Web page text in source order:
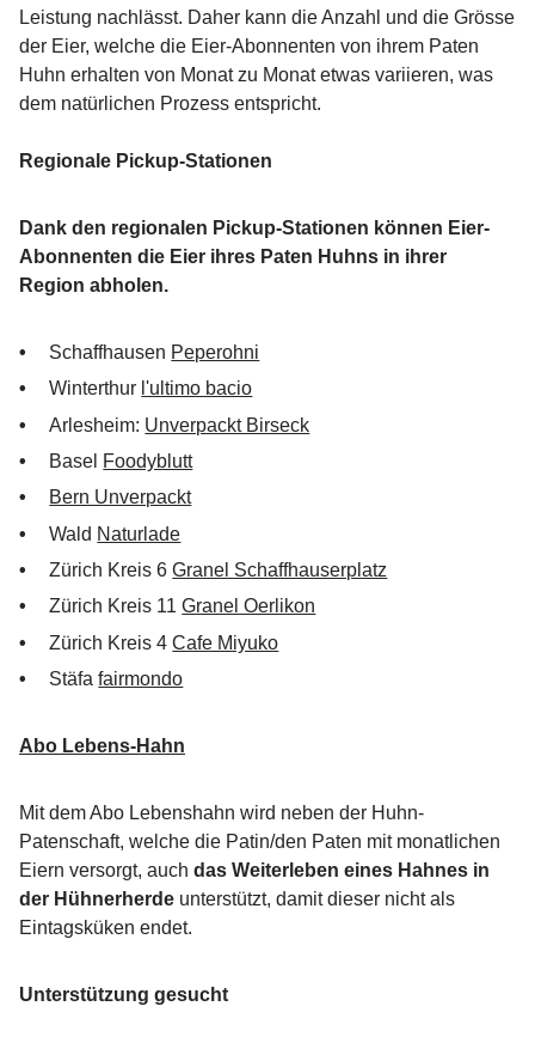
Leistung nachlässt. Daher kann die Anzahl und die Grösse
der Eier, welche die Eier-Abonnenten von ihrem Paten
Huhn erhalten von Monat zu Monat etwas variieren, was
dem natürlichen Prozess entspricht.
Regionale Pickup-Stationen
Dank den regionalen Pickup-Stationen können Eier-
Abonnenten die Eier ihres Paten Huhns in ihrer
Region abholen.
Schaffhausen Peperohni
Winterthur l'ultimo bacio
Arlesheim: Unverpackt Birseck
Basel Foodyblutt
Bern Unverpackt
Wald Naturlade
Zürich Kreis 6Granel Schaffhauserplatz
Zürich Kreis 11Granel Oerlikon
Zürich Kreis 4Cafe Miyuko
Stäfafairmondo
Abo Lebens-Hahn
Mit dem Abo Lebenshahn wird neben der Huhn-
Patenschaft, welche die Patin/den Paten mit monatlichen
Eiern versorgt, auch das Weiterleben eines Hahnes in
der Hühnerherde unterstützt, damit dieser nicht als
Eintagsküken endet.
Unterstützung gesucht